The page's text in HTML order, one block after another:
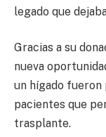
legado que
Gracias a su
nueva
un hígado
pacientes que
trasplante.